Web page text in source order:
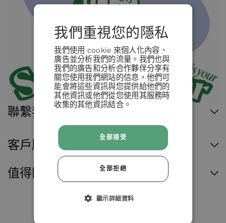
條款 & 條例
拒絕
接受
聯繫我們
客戶服務
值得閱讀
我們重視您的隱私
我們使用 cookie 來個人化內容、
廣告並分析我們的流量。我們也與
我們的廣告和分析合作夥伴分享有
關您使用我們網站的信息，他們可
能會將這些資訊與您提供給他們的
其他資訊或他們從您使用其服務時
收集的其他資訊結合。
全部接受
全部拒絕
顯示詳細資料